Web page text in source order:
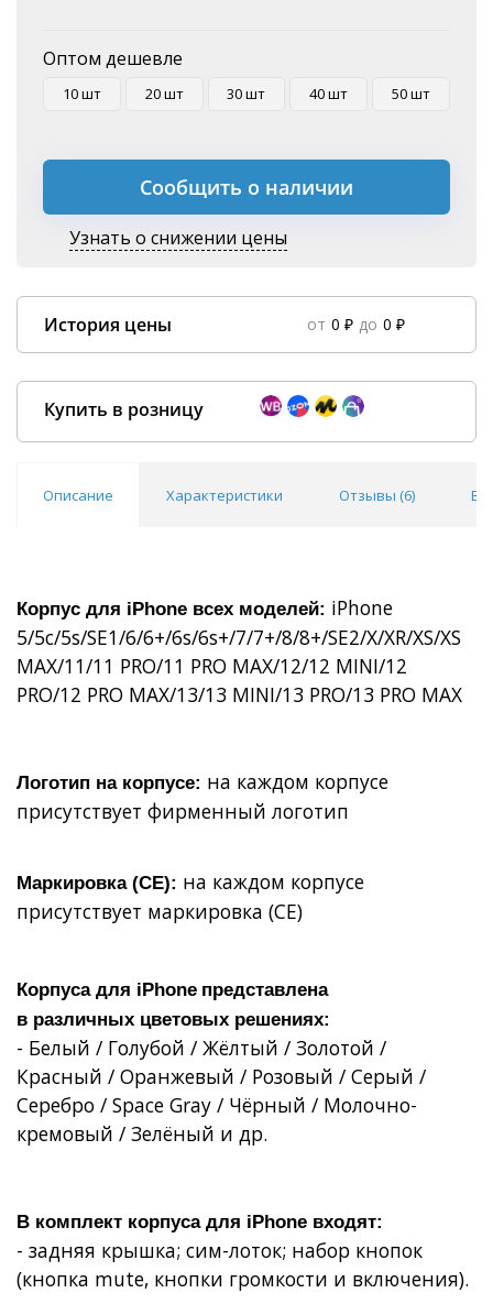
Оптом дешевле
10 шт 20 шт 30 шт 40 шт 50 шт
Сообщить о наличии
Узнать о снижении цены
История цены от 0 ₽ до 0 ₽
Купить в розницу
Описание Характеристики Отзывы (6)
Корпус для iPhone всех моделей: iPhone
5/5c/5s/SE1/6/6+/6s/6s+/7/7+/8/8+/SE2/X/XR/XS/XS
MAX/11/11 PRO/11 PRO MAX/12/12 MINI/12
PRO/12 PRO MAX/13/13 MINI/13 PRO/13 PRO MAX
Логотип на корпусе: на каждом корпусе
присутствует фирменный логотип
Маркировка (СЕ): на каждом корпусе
присутствует маркировка (СЕ)
Корпуса для iPhone представлена
в различных цветовых решениях:
- Белый / Голубой / Жёлтый / Золотой /
Красный / Оранжевый / Розовый / Серый /
Серебро / Space Gray / Чёрный / Молочно-
кремовый / Зелёный и др.
В комплект корпуса для iPhone входят:
- задняя крышка; сим-лоток; набор кнопок
(кнопка mute, кнопки громкости и включения).